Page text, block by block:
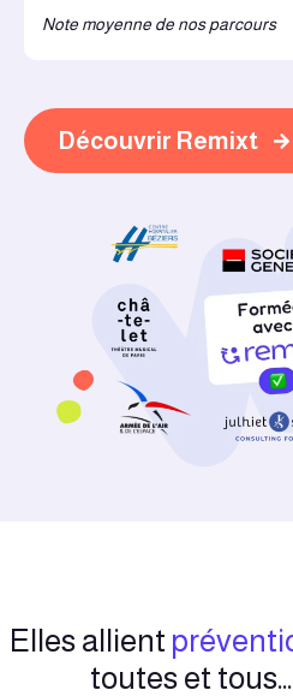
Note moyenne de nos parcours
Découvrir Remixt
Elles allient
toutes et